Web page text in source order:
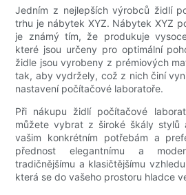
Jedním z nejlepších výrobců židlí
trhu je nábytek XYZ. Nábytek XYZ
je známý tím, že produkuje
které jsou určeny pro optimální
židle jsou vyrobeny z prémiových
tak, aby vydržely, což z nich činí
nastavení počítačové laboratoře.
Při nákupu židlí počítačové
můžete vybrat z široké škály stylů
vašim konkrétním potřebám a
přednost elegantnímu a
tradičnějšímu a klasičtějšímu
která se do vašeho prostoru hladce